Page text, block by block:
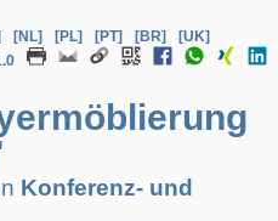
[NL] [PL] [PT] [BR]
[UK]
Konferenz- und